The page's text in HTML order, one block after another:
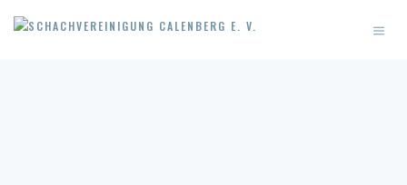
Zum
Inhalt
MENÜ